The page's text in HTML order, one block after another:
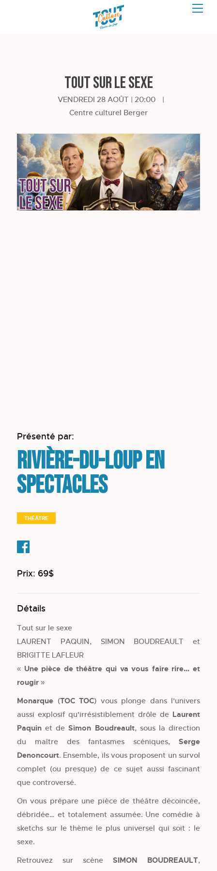
Tout sur le sexe
VENDREDI 28 AOÛT | 20:00
|
Centre culturel Berger
Présenté par:
Rivière-du-Loup en
spectacles
THÉÂTRE
Prix: 69$
Détails
Tout sur le sexe
LAURENT PAQUIN, SIMON BOUDREAULT et
BRIGITTE LAFLEUR
« Une pièce de théâtre qui va vous faire rire… et
rougir »
Monarque (TOC TOC) vous plonge dans l’univers
aussi explosif qu’irrésistiblement drôle de Laurent
Paquin et deSimon Boudreault, sous la direction
du maître des fantasmes scéniques, Serge
Denoncourt. Ensemble, ils vous proposent un survol
complet (ou presque) de ce sujet aussi fascinant
que controversé.
On vous prépare une pièce de théâtre décoincée,
débridée… et totalement assumée. Une comédie à
sketchs sur le thème le plus universel qui soit : le
sexe.
Retrouvez sur scène SIMON BOUDREAULT,